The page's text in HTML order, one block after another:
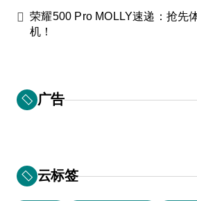
荣耀500 Pro MOLLY速递：抢先
机！
广告
云标签